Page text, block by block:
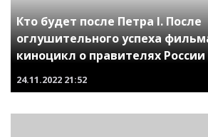
Кто будет после Петра I. После
оглушительного успеха
киноцикл о правителях России
24.11.2022 21:52